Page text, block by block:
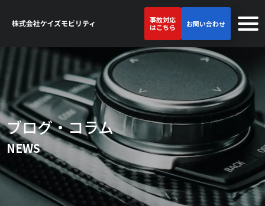
事故対応
はこちら
お問い合わせ
ブログ・コラム
NEWS